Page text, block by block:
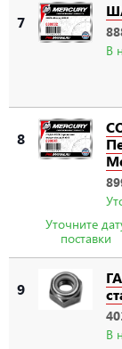
7
В
8
Уточните
поставки
9
В